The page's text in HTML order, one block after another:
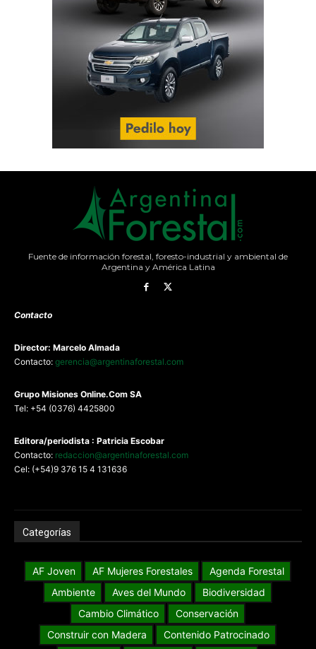
Fuente de información forestal, foresto-industrial y ambiental de
Argentina y América Latina
Contacto
Director: Marcelo Almada
Contacto: gerencia@argentinaforestal.com
Grupo Misiones Online.Com SA
Tel: +54 (0376) 4425800
Editora/periodista : Patricia Escobar
Contacto: redaccion@argentinaforestal.com
Cel: (+54)9 376 15 4 131636
Categorías
AF Joven AF Mujeres Forestales
Agenda Forestal
Ambiente
Aves del Mundo
Biodiversidad
Cambio Climático
Conservación
Construir con Madera
Contenido Patrocinado